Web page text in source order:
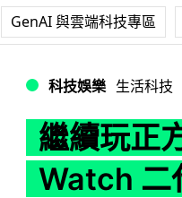
GenAI 與雲端科技專區
科技娛樂 生活科技
繼續玩正
Watch 二